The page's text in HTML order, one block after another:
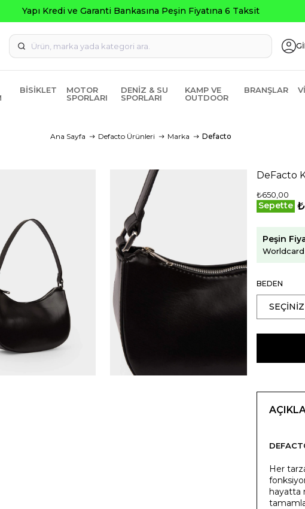
BISIKLET
MOTOR
SPORLARI
DENIZ & SU
SPORLARI
KAMP VE
OUTDOOR
BRANŞLAR
Ana Sayfa Defacto Ürünleri Marka Defacto
DeFacto
₺650,00
Sepette
Peşin
BEDEN
Her
hayatta